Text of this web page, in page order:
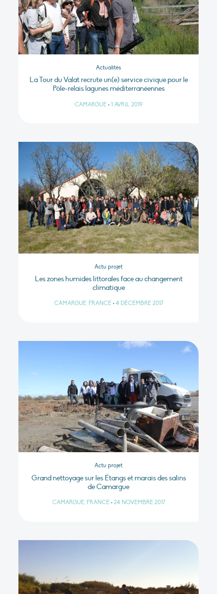
Actualités
La Tour du Valat recrute un(e) service civique pour le
Pôle-relais lagunes méditerranéennes
CAMARGUE • 1 AVRIL 2019
Actu projet
Les zones humides littorales face au changement
climatique
CAMARGUE, FRANCE • 4 DÉCEMBRE 2017
Actu projet
Grand nettoyage sur les Étangs et marais des salins
de Camargue
CAMARGUE, FRANCE • 24 NOVEMBRE 2017